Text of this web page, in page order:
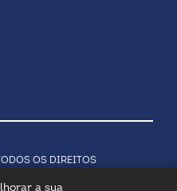
OS DIREITOS
a sua